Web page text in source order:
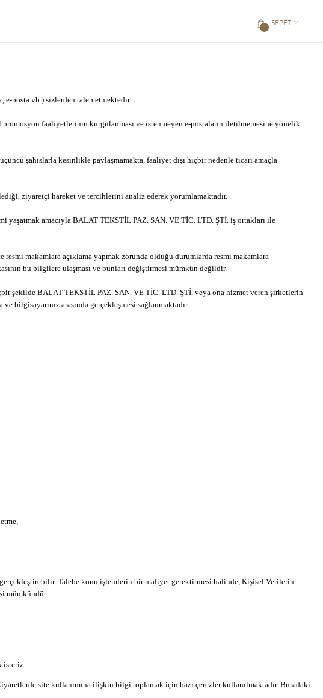
SEPETIM
posta vb.) sizlerden talep etmektedir.
faaliyetlerinin kurgulanması ve istenmeyen e-postaların iletilmemesine yönelik
şahıslarla kesinlikle paylaşmamakta, faaliyet dışı hiçbir nedenle ticari amaçla
ziyaretçi hareket ve tercihlerini analiz ederek yorumlamaktadır.
amacıyla BALAT TEKSTİL PAZ. SAN. VE TİC. LTD. ŞTİ. iş ortakları ile
makamlara açıklama yapmak zorunda olduğu durumlarda resmi makamlara
bu bilgilere ulaşması ve bunları değiştirmesi mümkün değildir.
şekilde BALAT TEKSTİL PAZ. SAN. VE TİC. LTD. ŞTİ. veya ona hizmet veren şirketlerin
bilgisayarınız arasında gerçekleşmesi sağlanmaktadır.
Talebe konu işlemlerin bir maliyet gerektirmesi halinde, Kişisel Verilerin
mümkündür.
isteriz.
site kullanımına ilişkin bilgi toplamak için bazı çerezler kullanılmaktadır. Buradaki